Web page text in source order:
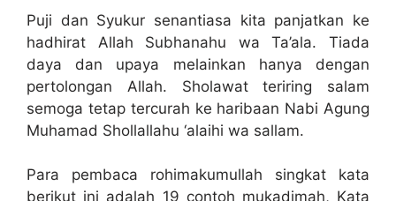
Puji dan Syukur senantiasa kita panjatkan ke
hadhirat Allah Subhanahu wa Ta’ala. Tiada
daya dan upaya melainkan hanya dengan
pertolongan Allah. Sholawat teriring salam
semoga tetap tercurah ke haribaan Nabi Agung
Muhamad Shollallahu ‘alaihi wa sallam.
Para pembaca rohimakumullah singkat kata
berikut ini adalah 19 contoh mukadimah, Kata